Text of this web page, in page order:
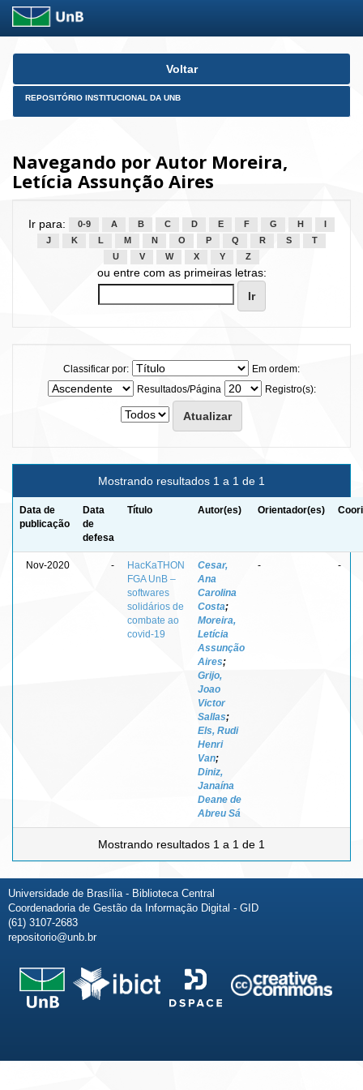
Skip
Voltar
REPOSITÓRIO INSTITUCIONAL DA UNB
Navegando por Autor Moreira,
Letícia Assunção Aires
Ir para: 0-9 A B C D E F G H
J
K L M N O P Q R S
T
U
V W X Y Z
ou entre com as primeiras letras:
Classificar por:
Em ordem:
Resultados/Página
Registro(s):
Mostrando resultados 1 a 1 de 1
Data de
publicação
Data
de
defesa
Título Autor(es) Orientador(es)
Nov-2020 -
HacKaTHON
FGA UnB –
softwares
solidários de
combate ao
covid-19
Cesar,
Ana
Carolina
Costa;
Moreira,
Letícia
Assunção
Aires;
Grijo,
Joao
Victor
Sallas;
Els, Rudi
Henri
Van;
Diniz,
Janaína
Deane de
Abreu Sá
- -
Mostrando resultados 1 a 1 de 1
Universidade de Brasília - Biblioteca Central
Coordenadoria de Gestão da Informação Digital - GID
(61) 3107-2683
repositorio@unb.br